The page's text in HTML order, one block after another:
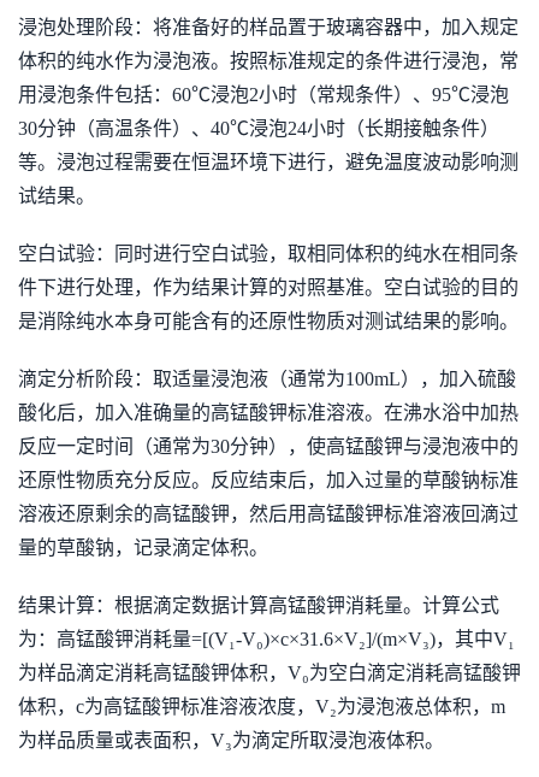
浸泡处理阶段：将准备好的样品置于玻璃容器中，加入规定
体积的纯水作为浸泡液。按照标准规定的条件进行浸泡，常
用浸泡条件包括：60℃浸泡2小时（常规条件）、95℃浸泡
30分钟（高温条件）、40℃浸泡24小时（长期接触条件）
等。浸泡过程需要在恒温环境下进行，避免温度波动影响测
试结果。
空白试验：同时进行空白试验，取相同体积的纯水在相同条
件下进行处理，作为结果计算的对照基准。空白试验的目的
是消除纯水本身可能含有的还原性物质对测试结果的影响。
滴定分析阶段：取适量浸泡液（通常为100mL），加入硫酸
酸化后，加入准确量的高锰酸钾标准溶液。在沸水浴中加热
反应一定时间（通常为30分钟），使高锰酸钾与浸泡液中的
还原性物质充分反应。反应结束后，加入过量的草酸钠标准
溶液还原剩余的高锰酸钾，然后用高锰酸钾标准溶液回滴过
量的草酸钠，记录滴定体积。
结果计算：根据滴定数据计算高锰酸钾消耗量。计算公式
为：高锰酸钾消耗量=[(V₁-V₀)×c×31.6×V₂]/(m×V₃)，其中V₁
为样品滴定消耗高锰酸钾体积，V₀为空白滴定消耗高锰酸钾
体积，c为高锰酸钾标准溶液浓度，V₂为浸泡液总体积，m
为样品质量或表面积，V₃为滴定所取浸泡液体积。